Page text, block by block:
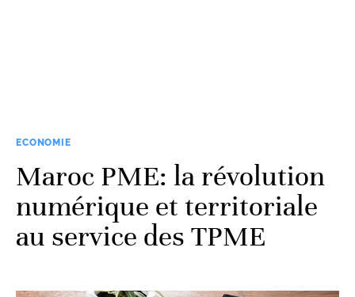
ECONOMIE
Maroc PME: la révolution
numérique et territoriale
au service des TPME